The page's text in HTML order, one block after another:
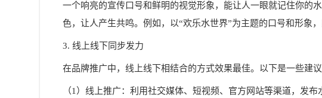
一个响亮的宣传口号和鲜明的视觉形象，能让人一眼就记住你的
色，让人产生共鸣。例如，以“欢乐水世界”为主题的口号和形象
3. 线上线下同步发力
在品牌推广中，线上线下相结合的方式效果最佳。以下是一些建议
（1）线上推广：利用社交媒体、短视频、官方网站等渠道，发